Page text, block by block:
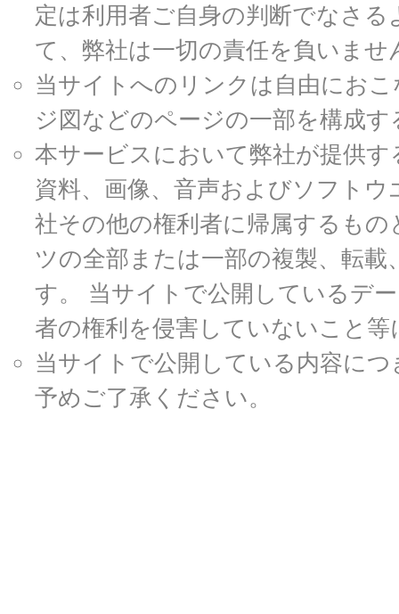
定は利用者ご自身の判断でなさ
て、弊社は一切の責任を負いませ
当サイトへのリンクは自由にお
ジ図などのページの一部を構成
本サービスにおいて弊社が提供
資料、画像、音声およびソフト
社その他の権利者に帰属するも
ツの全部または一部の複製、転
す。 当サイトで公開しているデ
者の権利を侵害していないこと
当サイトで公開している内容に
予めご了承ください。